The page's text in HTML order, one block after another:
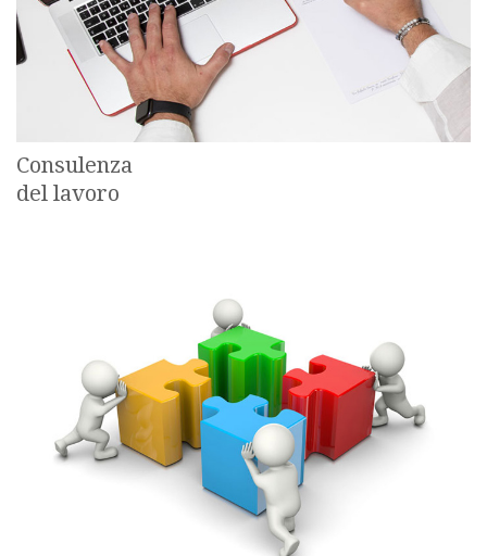
Consulenza
del lavoro